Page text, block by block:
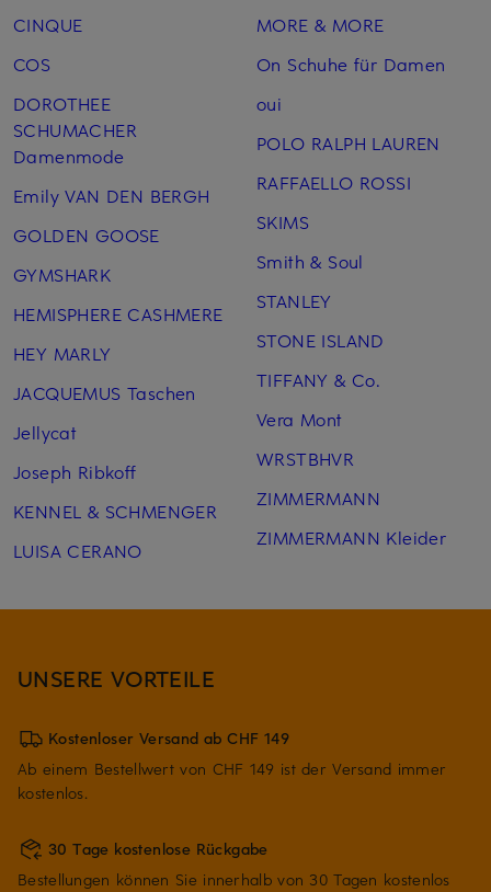
CINQUE
COS
DOROTHEE
SCHUMACHER
Damenmode
Emily VAN DEN BERGH
GOLDEN GOOSE
GYMSHARK
HEMISPHERE CASHMERE
HEY MARLY
JACQUEMUS Taschen
Jellycat
Joseph Ribkoff
KENNEL & SCHMENGER
LUISA CERANO
MORE & MORE
On Schuhe für Damen
oui
POLO RALPH LAUREN
RAFFAELLO ROSSI
SKIMS
Smith & Soul
STANLEY
STONE ISLAND
TIFFANY & Co.
Vera Mont
WRSTBHVR
ZIMMERMANN
ZIMMERMANN Kleider
UNSERE VORTEILE
Kostenloser Versand ab CHF 149
Ab einem Bestellwert von CHF 149 ist der Versand immer
kostenlos.
30 Tage kostenlose Rückgabe
Bestellungen können Sie innerhalb von 30 Tagen kostenlos